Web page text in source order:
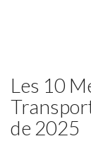
Les 10
de 2025